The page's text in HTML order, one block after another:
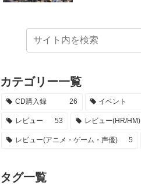
カテゴリー一覧
CD購入録 26 イベント
レビュー 53 レビュー(HR/HM)
レビュー(アニメ・ゲーム・声優) 5
タグ一覧